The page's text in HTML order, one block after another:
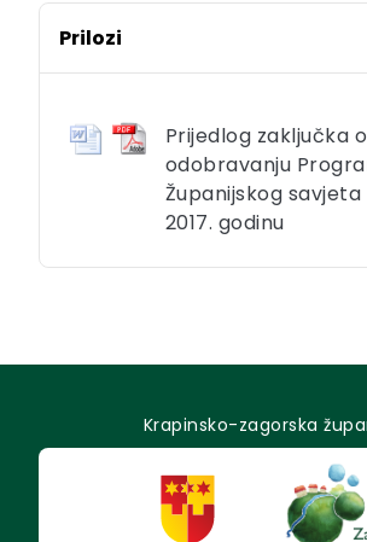
Prilozi
Prijedlog zaključka o
odobravanju
Županijskog
2017. godinu
Krapinsko-zagorska